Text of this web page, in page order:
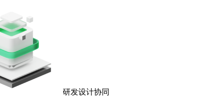
研发设计协同